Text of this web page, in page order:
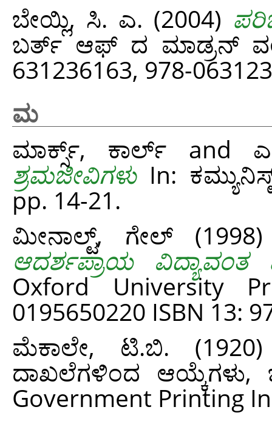
ಬೇಯ್ಲಿ, ಸಿ. ಎ. (2004)
ಬರ್ತ್ ಆಫ್ ದ ಮಾಡ್ರನ್
631236163, 978-
ಮ
ಮಾರ್ಕ್ಸ್, ಕಾರ್ಲ್ and
ಶ್ರಮಜೀವಿಗಳುIn:
pp. 14-21.
ಮೀನಾಲ್ಟ್, ಗೇಲ್
ಆದರ್ಶಪ್ರಾಯ
Oxford University
0195650220 ISBN 13:
ಮೆಕಾಲೇ, ಟಿ.ಬಿ.
ದಾಖಲೆಗಳಿಂದ ಆಯ್ಕೆಗಳು,
Government Printing